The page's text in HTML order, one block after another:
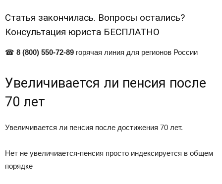
Статья закончилась. Вопросы остались?
Консультация юриста БЕСПЛАТНО
☎ 8 (800) 550-72-89 горячая линия для регионов России
Увеличивается ли пенсия после
70 лет
Увеличивается ли пенсия после достижения 70 лет.
Нет не увеличиается-пенсия просто индексируется в общем
порядке